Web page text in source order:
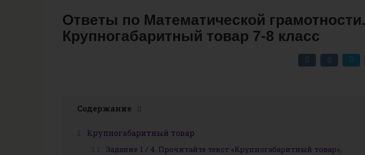
Ответы по Математической грамотности.
Крупногабаритный товар 7-8 класс
Содержание
Крупногабаритный товар
Задание 1 / 4. Прочитайте текст «Крупногабаритный товар»,